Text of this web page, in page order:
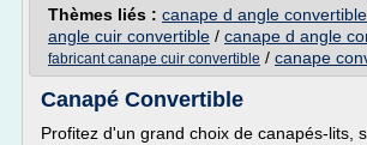
Thèmes liés : canape d angle
angle cuir convertible / canape d angle
fabricant canape cuir convertible / canape
Canapé Convertible
Profitez d'un grand choix de canapés-lits,